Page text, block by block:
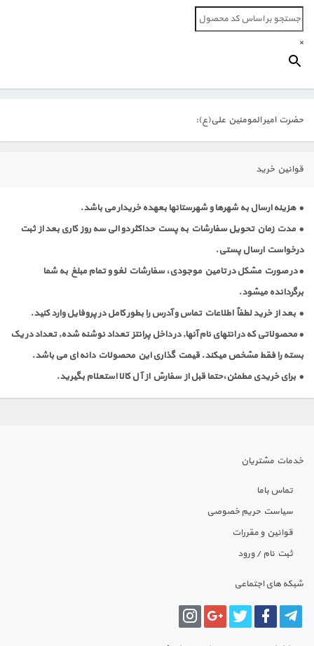
×
حضرت امیر المومنین علی(ع):
قوانین خرید
• هزینه ارسال به شهرها و شهرستانها بعهده خریدار می باشد.
• مدت زمان تحویل سفارشات به پست حداکثر دو الی سه روز کاری بعد از ثبت
درخواست ارسال پستی.
• در صورت مشکل در تامین موجودی، سفارشات لغو و تمام مبلغ به شما
برگردانده میشود.
• بعد از خرید لطفاٌ اطلاعات تماس و آدرس را بطور کامل در پروفایل وارد کنید.
• محصولاتی که در انتهای نام آنها, در داخل پرانتز تعداد نوشنه شده, تعداد در یک
بسته را فقط مشخص میکند. قیمت گذاری این محصولات دانه ای می باشد.
• برای خریدی مطمئن،حتما قبل از سفارش از آل کالا استعلام بگیرید.
خدمات مشتریان
تماس باما
سیاست حریم خصوصی
قوانین و مقررات
ثبت نام / ورود
شبکه های اجتماعی